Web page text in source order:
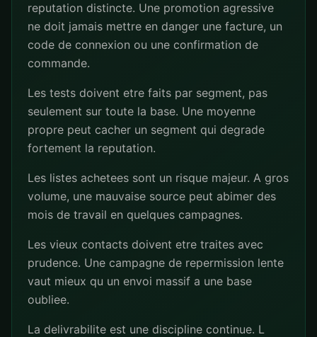
reputation distincte. Une promotion agressive
ne doit jamais mettre en danger une facture, un
code de connexion ou une confirmation de
commande.
Les tests doivent etre faits par segment, pas
seulement sur toute la base. Une moyenne
propre peut cacher un segment qui degrade
fortement la reputation.
Les listes achetees sont un risque majeur. A gros
volume, une mauvaise source peut abimer des
mois de travail en quelques campagnes.
Les vieux contacts doivent etre traites avec
prudence. Une campagne de repermission lente
vaut mieux qu un envoi massif a une base
oubliee.
La delivrabilite est une discipline continue. L